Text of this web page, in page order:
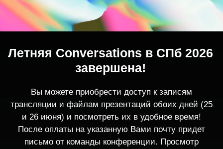
трансляции и файлам презентаций обоих дней (25
После оплаты на указанную Вами почту придет
записей трансляции возможен только с одного
устройства единовременно.
По любым вопросам пишите
contact@conversations-ai.co m
Летняя Conversations в СПб 2026
завершена!